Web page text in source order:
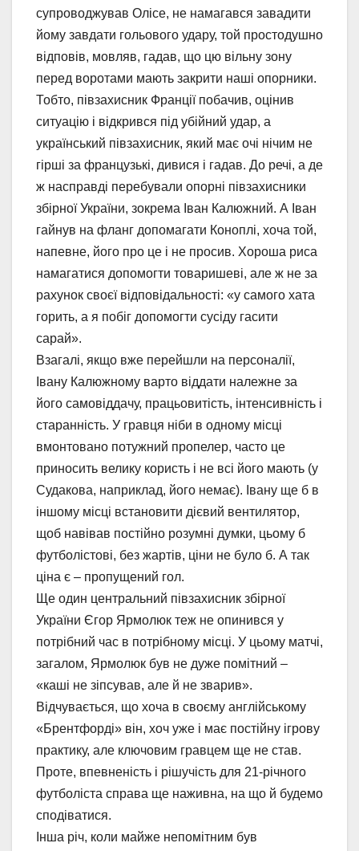
супроводжував Олісе, не намагався завадити
йому завдати гольового удару, той простодушно
відповів, мовляв, гадав, що цю вільну зону
перед воротами мають закрити наші опорники.
Тобто, півзахисник Франції побачив, оцінив
ситуацію і відкрився під убійний удар, а
український півзахисник, який має очі нічим не
гірші за французькі, дивися і гадав. До речі, а де
ж насправді перебували опорні півзахисники
збірної України, зокрема Іван Калюжний. А Іван
гайнув на фланг допомагати Коноплі, хоча той,
напевне, його про це і не просив. Хороша риса
намагатися допомогти товаришеві, але ж не за
рахунок своєї відповідальності: «у самого хата
горить, а я побіг допомогти сусіду гасити
сарай».
Взагалі, якщо вже перейшли на персоналії,
Івану Калюжному варто віддати належне за
його самовіддачу, працьовитість, інтенсивність і
старанність. У гравця ніби в одному місці
вмонтовано потужний пропелер, часто це
приносить велику користь і не всі його мають (у
Судакова, наприклад, його немає). Івану ще б в
іншому місці встановити дієвий вентилятор,
щоб навівав постійно розумні думки, цьому б
футболістові, без жартів, ціни не було б. А так
ціна є – пропущений гол.
Ще один центральний півзахисник збірної
України Єгор Ярмолюк теж не опинився у
потрібний час в потрібному місці. У цьому матчі,
загалом, Ярмолюк був не дуже помітний –
«каші не зіпсував, але й не зварив».
Відчувається, що хоча в своєму англійському
«Брентфорді» він, хоч уже і має постійну ігрову
практику, але ключовим гравцем ще не став.
Проте, впевненість і рішучість для 21-річного
футболіста справа ще наживна, на що й будемо
сподіватися.
Інша річ, коли майже непомітним був